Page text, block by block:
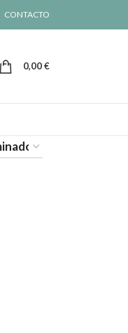
CONTACTO
0,00€